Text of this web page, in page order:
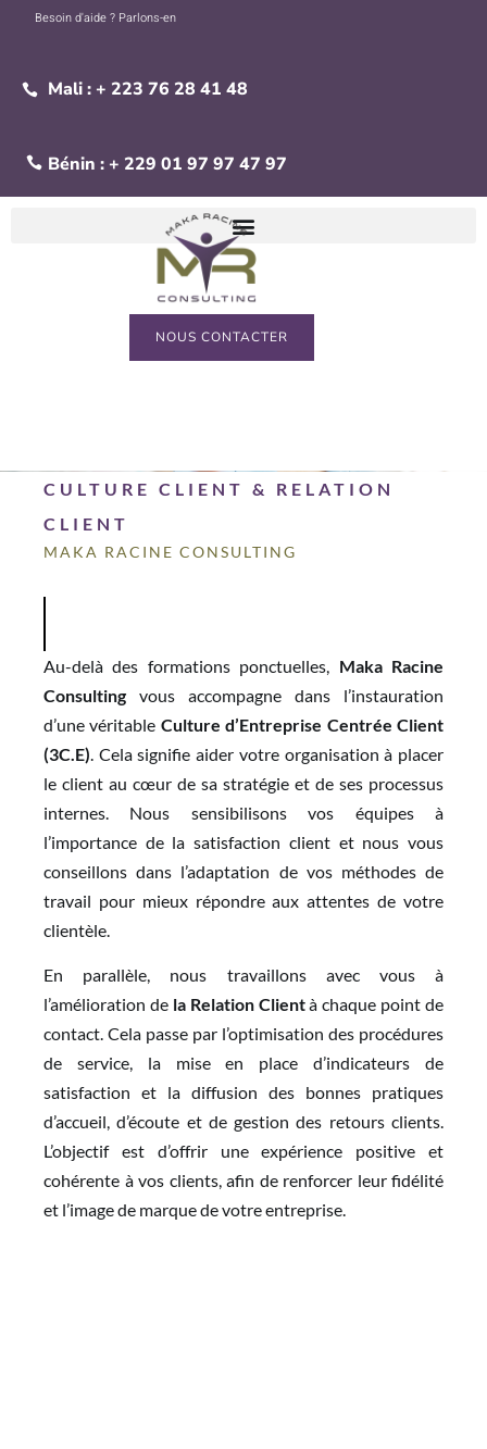
Besoin d'aide ? Parlons-en
Mali : + 223 76 28 41 48
Bénin : + 229 01 97 97 47 97
NOUS CONTACTER
CULTURE CLIENT & RELATION
CLIENT
MAKA RACINE CONSULTING
Au-delà des formations ponctuelles, Maka Racine
Consulting vous accompagne dans l’instauration
d’une véritable Culture d’Entreprise Centrée Client
(3C.E). Cela signifie aider votre organisation à placer
le client au cœur de sa stratégie et de ses processus
internes. Nous sensibilisons vos équipes à
l’importance de la satisfaction client et nous vous
conseillons dans l’adaptation de vos méthodes de
travail pour mieux répondre aux attentes de votre
clientèle.
En parallèle, nous travaillons avec vous à
l’amélioration de la Relation Clientà chaque point de
contact. Cela passe par l’optimisation des procédures
de service, la mise en place d’indicateurs de
satisfaction et la diffusion des bonnes pratiques
d’accueil, d’écoute et de gestion des retours clients.
L’objectif est d’offrir une expérience positive et
cohérente à vos clients, afin de renforcer leur fidélité
et l’image de marque de votre entreprise.